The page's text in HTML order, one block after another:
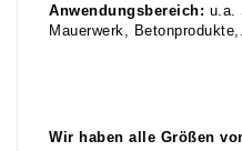
Anwendungsbereich: u.a.
Mauerwerk,
Wir haben alle Größen